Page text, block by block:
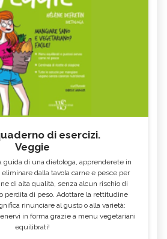
di esercizi.
Veggie
guida di una dietologa, apprenderete in
dalla tavola carne e pesce per
di alta qualità, senza alcun rischio di
perdita di peso. Adottare la rettitudine
rinunciare al gusto o alla varietà:
in forma grazie a menu vegetariani
equilibrati!